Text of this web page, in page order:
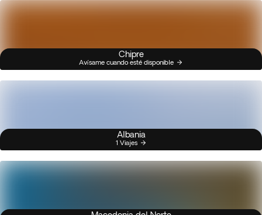
Chipre
Avísame cuando esté disponible
Albania
1 Viajes